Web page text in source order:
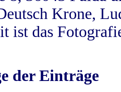
Krone,
ist das
der Einträge